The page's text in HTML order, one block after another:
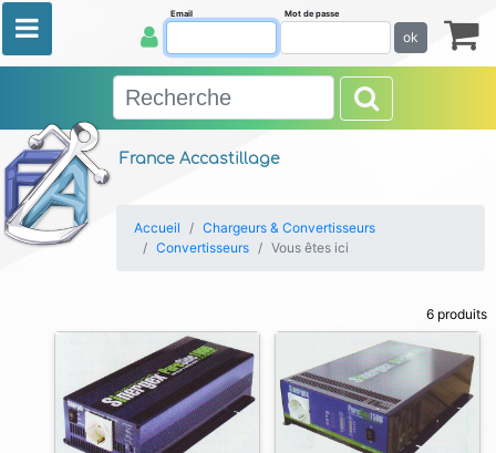
France Accastillage
Email Mot de passe
ok
Accueil
Chargeurs & Convertisseurs
Convertisseurs
Vous êtes ici
6 produits